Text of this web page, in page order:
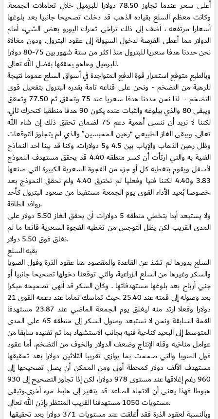
أعلى سعر عندما تجاوز 78.50 دولارا للبرميل خلال تعاملات الجمعة.
وكانت معظم السلع بقياده الذهب قد دخلت تصحيحا جانبيا بعد بلوغها
أسعارا مرتفعه ، أضف إلى ذلك تراخى تحرك اليورو بعض الشيء أمام
الدولار مما أعطى الفرصة لدخول السيولة إلى عقود البترول. ودون مغالاة
نحن حددنا هدفا سعريا للبترول منذ اكثر من ستة شهور بين 75-80 دولارا
للبرميل وهاهو يحققها بفضل الله تعالى.
وبالطبع متوقع استمرار قوة الدفع المتواجدة في أسواق السلع عموما نتيجة
للرهبة من التضخم - ونحن على قناعه تامة بقدره البترول بتفعيل قوى
التضخم – لذا نحن حددنا هدفا سعريا عند 75 وتحقق ثم 77.50 وتحقق
ويبقى 80 والذي ببلوغه والثبات عنده يكون 90 هدفا منطقيا كتحرك تالي،
لكننا لا نريد أن ننسى أهمية دعم 75 لضمان تحقق ذلك إن شاء الله
تعالى. ويبقى الغاز الطبيعي “رهين المحبسين” والذي لم يتجاوز التوقعات
وظل رهين الذهاب والإياب بين 4.5 و5 دولارات، وكنا قد بينا احد النماذج
الفنية به والتي ارتأت أن كسر منطقه 4.40 قد يحقق مستهدف النموذج
لأسفل ويقوم بتغطيه كل أو جزء من الفجوة السعرية الكبيرة التي صنعها
3.83 و4.40 لكننا فنيا وفعليا لم نخترق 4.40 ولم نحقق النموذج بعد
،خصوصا بُعيد الأداء القوى يوم الجمعة مستفيدا من صعود البترول كأحد
روافد الطاقة.
ولا يستبعد أبدا بتخطي منطقه 5 دولارات أن يحقق الغاز 5.50 دولار على
المدى القريب لكن يظل التوجس من تغطيه الفجوة السعرية قائما ما لم
نغلق فوق 5.50 دولار.
بقيه السلع
السلع بدورها لم تشذ عن القاعدة والمقصود هنا عقود الذرة وفول الصويا
والسكر وغيرها من السلع الزراعية، والتي توقعنا دخولها تصحيحا جانبيا أو
جني أرباح بعد بلوغها مستهدفاتها . وكان السكر قد أنهى تصحيحه مبكرا
بعد وصوله إلى قمته عند 25.40 ،حيث تماسك تماما عند دعمه القوى 21
دولارا وفعلا ارتد منه ليغلق يوم الجمعة الماضي عند 23.87 مستهدفا
القمة السابقة ونحن لا نستبعد وصول السكر إلى منطقه 45 على المدى
المتوسط إلى البعيد كناحية فنيه بجانب الاستشهاد بما تم تفنيده سابقا من
عوامل مناخيه وقله الإنتاج وضعف الدولار والخوف من التضخم. أما عقود
فول الصويا والتي صححت بما يوازى تقريبا الثلاثين دولارا بعد تحقيقها
مستهدف الألف دولار كمحطة أولى ومن الممكن أن يصل تصحيحها إلى
960 رغم إغلاقها عند مستوى 978 دولارا، لكن إذا تجاوز التصحيح إلى 930
هبوطا فهذا يعنى أن الاتجاه الصاعد قد يتغير إلى هابط مره أخرى.وتبقى
مستويات 1050 مستهدفنا القريب المنتظر بإذن الله تعالى.